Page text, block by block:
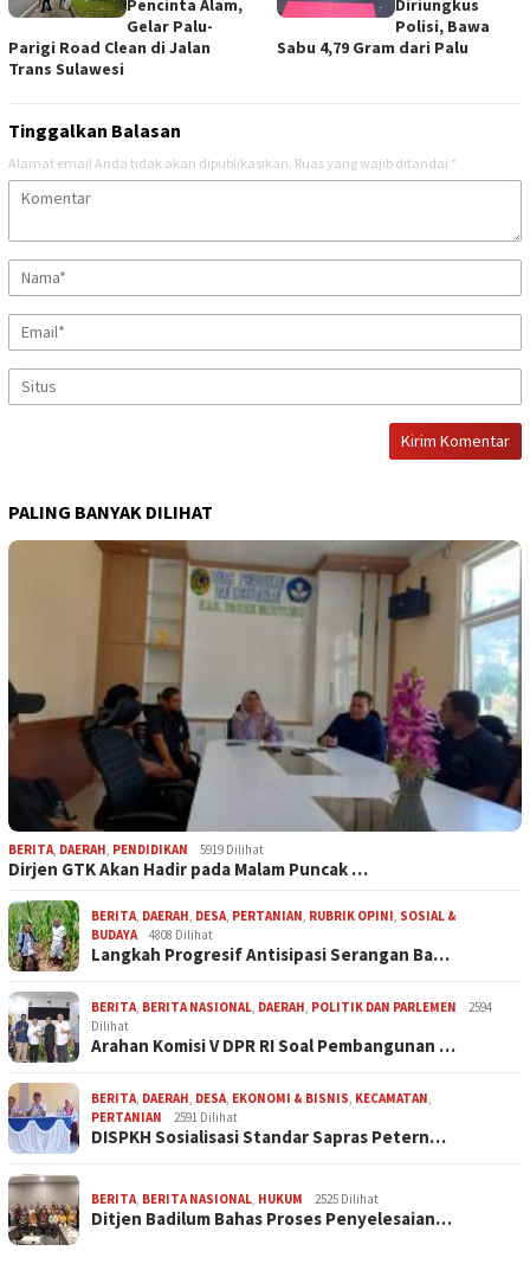
Pencinta Alam,
Gelar Palu-
Parigi Road Clean di Jalan
Trans Sulawesi
Diriungkus
Polisi, Bawa
Sabu 4,79 Gram dari Palu
Tinggalkan Balasan
Alamat email Anda tidak akan dipublikasikan. Ruas yang wajib ditandai *
PALING BANYAK DILIHAT
BERITA, DAERAH, PENDIDIKAN 5919 Dilihat
Dirjen GTK Akan Hadir pada Malam Puncak …
BERITA, DAERAH, DESA, PERTANIAN, RUBRIK OPINI, SOSIAL &
BUDAYA
4808 Dilihat
Langkah Progresif Antisipasi Serangan Ba…
BERITA, BERITA NASIONAL, DAERAH, POLITIK DAN PARLEMEN
2594
Dilihat
Arahan Komisi V DPR RI Soal Pembangunan …
BERITA, DAERAH, DESA, EKONOMI & BISNIS, KECAMATAN,
PERTANIAN
2591 Dilihat
DISPKH Sosialisasi Standar Sapras Petern…
BERITA, BERITA NASIONAL, HUKUM 2525 Dilihat
Ditjen Badilum Bahas Proses Penyelesaian…